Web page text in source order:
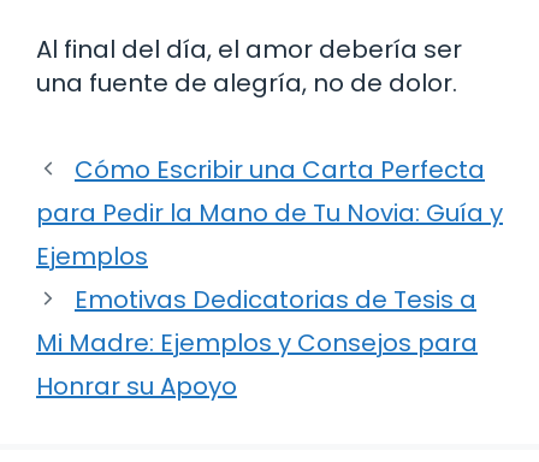
Al final del día, el amor debería ser
una fuente de alegría, no de dolor.
Cómo Escribir una Carta Perfecta
para Pedir la Mano de Tu Novia: Guía y
Ejemplos
Emotivas Dedicatorias de Tesis a
Mi Madre: Ejemplos y Consejos para
Honrar su Apoyo